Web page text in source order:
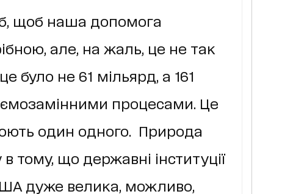
щоб наша допомога
але, на жаль, це не так
було не 61 мільярд, а 161
процесами. Це
один одного. Природа
тому, що державні інституції
дуже велика, можливо,